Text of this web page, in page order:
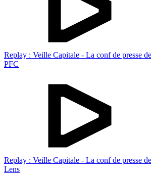
Replay : Veille Capitale - La conf de presse
PFC
Replay : Veille Capitale - La conf de presse
Lens